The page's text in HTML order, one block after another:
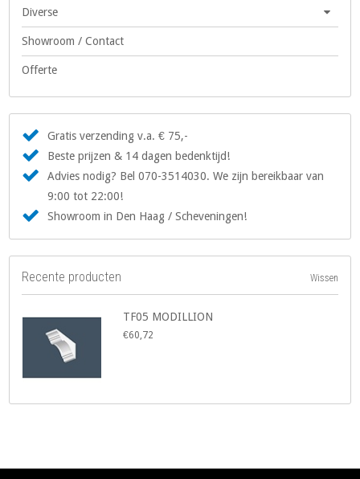
Diverse
Showroom / Contact
Offerte
Gratis verzending v.a. € 75,-
Beste prijzen & 14 dagen bedenktijd!
Advies nodig? Bel 070-3514030. We zijn bereikbaar van
9:00 tot 22:00!
Showroom in Den Haag / Scheveningen!
Recente producten Wissen
TF05 MODILLION
€60,72